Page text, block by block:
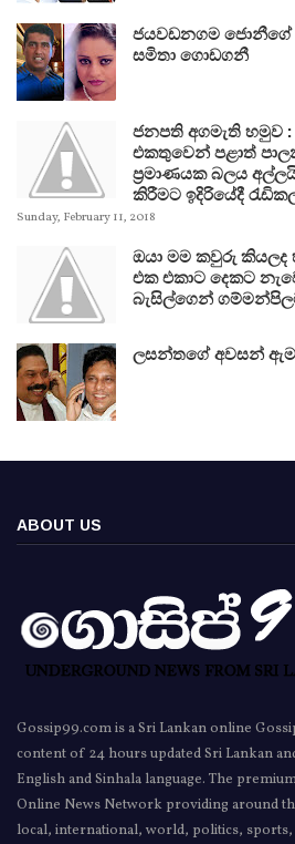
ජයවඩනගම ජොනීගේ
සමිතා ගොඩගනී
ජනපති අගමැති හමුව :
එකතුවෙන් පළාත්
ප්‍රමාණයක බලය
කිරීමට ඉදිරියේදී
Sunday, February 11, 2018
ඔයා මම කවුරු
එක එකාට දෙකට
බැසිල්ගෙන්
ලසන්තගේ අවසන්
ABOUT US
Gossip99.com is a Sri Lankan online
content of 24 hours updated Sri Lankan
English and Sinhala language. The
Online News Network providing around
local, international, world, politics,